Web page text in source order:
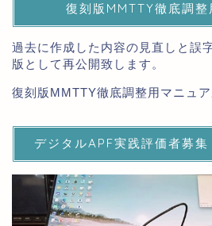
復刻版MMTTY徹底調整
過去に作成した内容の見直しと誤
版として再公開致します。
復刻版MMTTY徹底調整用マニュ
デジタルAPF実践評価者募